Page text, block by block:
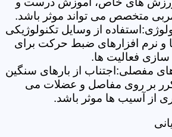
متخصص می تواند موثر باشد.
از وسایل تکنولوژیکی
و نرم افزارهای ضبط حرکت برای
سازی فعالیت ها.
مفصلی:اجتناب از بارهای سنگین
بر روی مفاصل و عضلات می
از آسیب ها موثر باشد.